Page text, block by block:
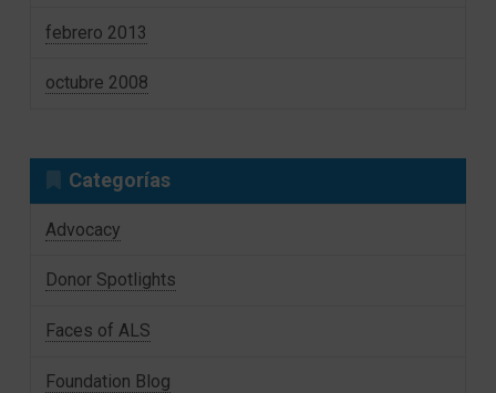
febrero 2013
octubre 2008
Categorías
Advocacy
Donor Spotlights
Faces of ALS
Foundation Blog